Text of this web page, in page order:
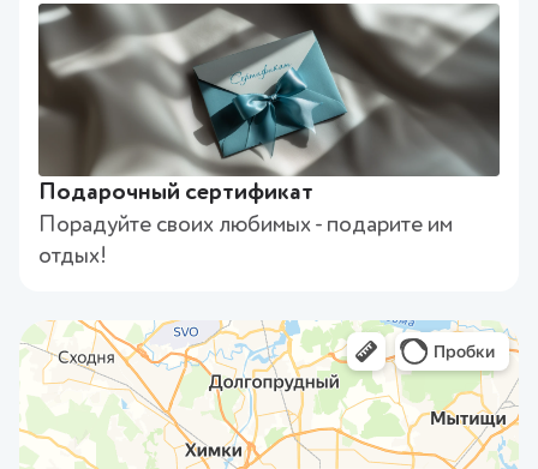
Подарочный сертификат
Порадуйте своих любимых - подарите им
отдых!